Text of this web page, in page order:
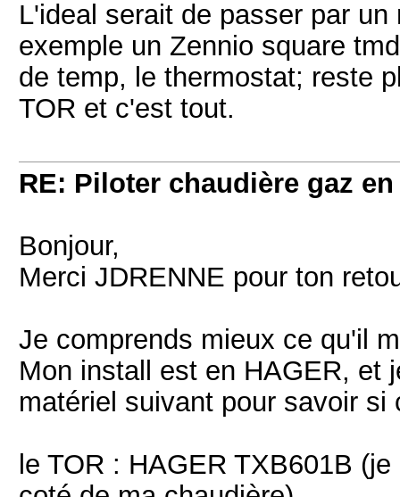
L'ideal serait de passer par
exemple un Zennio square
de temp, le thermostat; reste
TOR et c'est tout.
RE: Piloter chaudière gaz en
Bonjour,
Merci JDRENNE pour ton
Je comprends mieux ce qu'il
Mon install est en HAGER, et
matériel suivant pour savoir
le TOR : HAGER TXB601B